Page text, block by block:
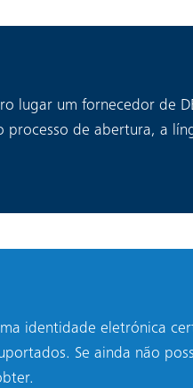
lugar um fornecedor de
processo de abertura, a
identidade eletrónica
Se ainda não